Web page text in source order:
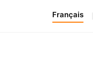
Français